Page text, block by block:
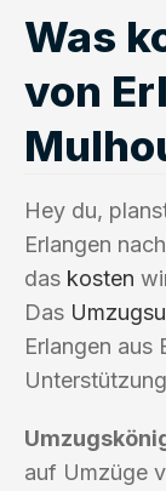
Was
von
Hey du,
Erlangen
das kosten
Das
Erlangen aus
auf Umzüge